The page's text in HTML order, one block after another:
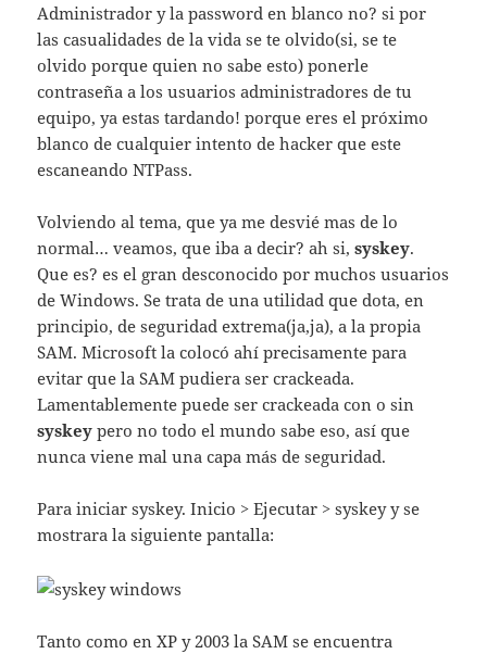
Administrador y la password en blanco no? si por
las casualidades de la vida se te olvido(si, se te
olvido porque quien no sabe esto) ponerle
contraseña a los usuarios administradores de tu
equipo, ya estas tardando! porque eres el próximo
blanco de cualquier intento de hacker que este
escaneando NTPass.
Volviendo al tema, que ya me desvié mas de lo
normal… veamos, que iba a decir? ah si,syskey.
Que es? es el gran desconocido por muchos usuarios
de Windows. Se trata de una utilidad que dota, en
principio, de seguridad extrema(ja,ja), a la propia
SAM. Microsoft la colocó ahí precisamente para
evitar que la SAM pudiera ser crackeada.
Lamentablemente puede ser crackeada con o sin
syskey pero no todo el mundo sabe eso, así que
nunca viene mal una capa más de seguridad.
Para iniciar syskey. Inicio > Ejecutar > syskey y se
mostrara la siguiente pantalla:
Tanto como en XP y 2003 la SAM se encuentra